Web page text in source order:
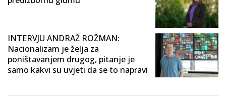
INTERVJU ANDRAŽ ROŽMAN:
Nacionalizam je želja za
poništavanjem drugog, pitanje je
samo kakvi su uvjeti da se to napravi